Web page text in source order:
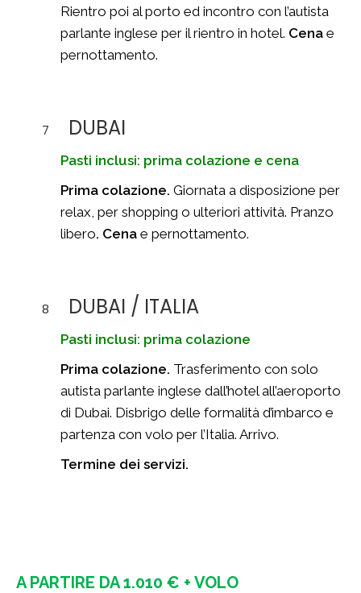
Rientro poi al porto ed incontro con l’autista
parlante inglese per il rientro in hotel. Cena e
pernottamento.
7 DUBAI
Pasti inclusi: prima colazione e cena
Prima colazione. Giornata a disposizione per
relax, per shopping o ulteriori attività. Pranzo
libero. Cena e pernottamento.
8 DUBAI / ITALIA
Pasti inclusi: prima colazione
Prima colazione. Trasferimento con solo
autista parlante inglese dall’hotel all’aeroporto
di Dubai. Disbrigo delle formalità d’imbarco e
partenza con volo per l’Italia. Arrivo.
Termine dei servizi.
A PARTIRE DA 1.010 € + VOLO